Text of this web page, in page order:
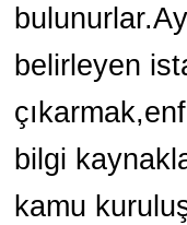
belirleyen
bilgi
kamu